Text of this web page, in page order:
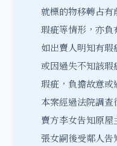
就標的物移轉占有
瑕疵等情形，亦負
如出賣人明知有瑕
或因過失不知該
瑕疵，負擔故意或
本案經過法院調
賣方李女告知原屋
張女嗣後受鄰人